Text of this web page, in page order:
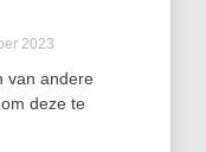
2023
van andere
deze te